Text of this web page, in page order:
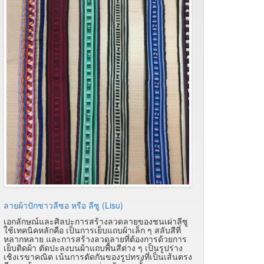
ลายผ้าปักชาวลีซอ หรือ ลีซู (Lisu)
เอกลักษณ์และศิลปะการสร้างลวดลายของชนเผ่าลีซู
ใช้เทคนิคหลักคือ เป็นการเย็บแถบผ้าเล็ก ๆ สลับสีที่
หลากหลาย และการสร้างลวดลายที่ต้องการด้วยการ
เย็บติดผ้า ตัดปะลงบนผ้าแถบพื้นสีต่าง ๆ เป็นรูปร่าง
เชิงเรขาคณิต เน้นการตัดกันของรูปทรงที่เป็นเส้นตรง